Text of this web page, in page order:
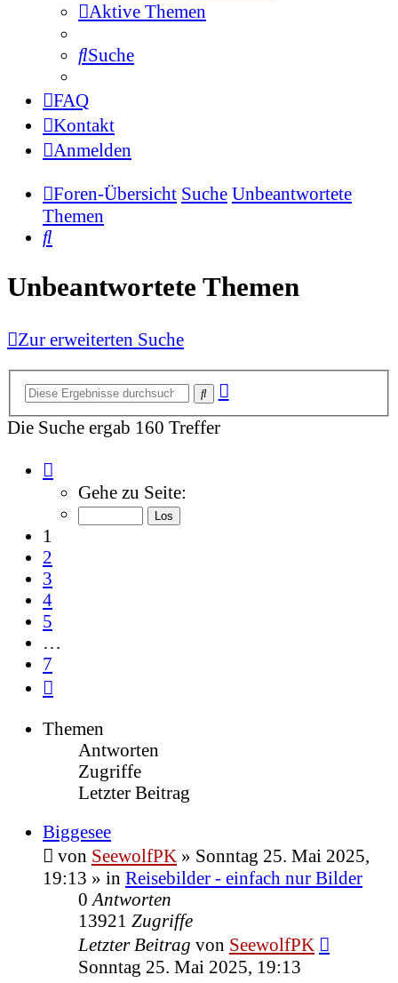
Aktive Themen
Suche
FAQ
Kontakt
Anmelden
Foren-Übersicht Suche Unbeantwortete
Themen
Unbeantwortete Themen
Zur erweiterten Suche
SucheErweiterte
Die Suche ergab 160 Treffer
1
von
Gehe zu Seite:
1
2
3
4
5
…
7
Themen
Antworten
Zugriffe
Letzter Beitrag
Biggesee
von SeewolfPK » Sonntag 25. Mai 2025,
19:13 » in Reisebilder - einfach nur Bilder
0 Antworten
13921 Zugriffe
Letzter Beitrag von SeewolfPK
Sonntag 25. Mai 2025, 19:13